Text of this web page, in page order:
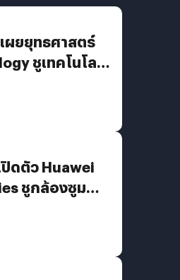
เผยยุทธศาสตร์
ชูเทคโนโลยี
ปิดตัว Huawei
ชูกล้องซูม